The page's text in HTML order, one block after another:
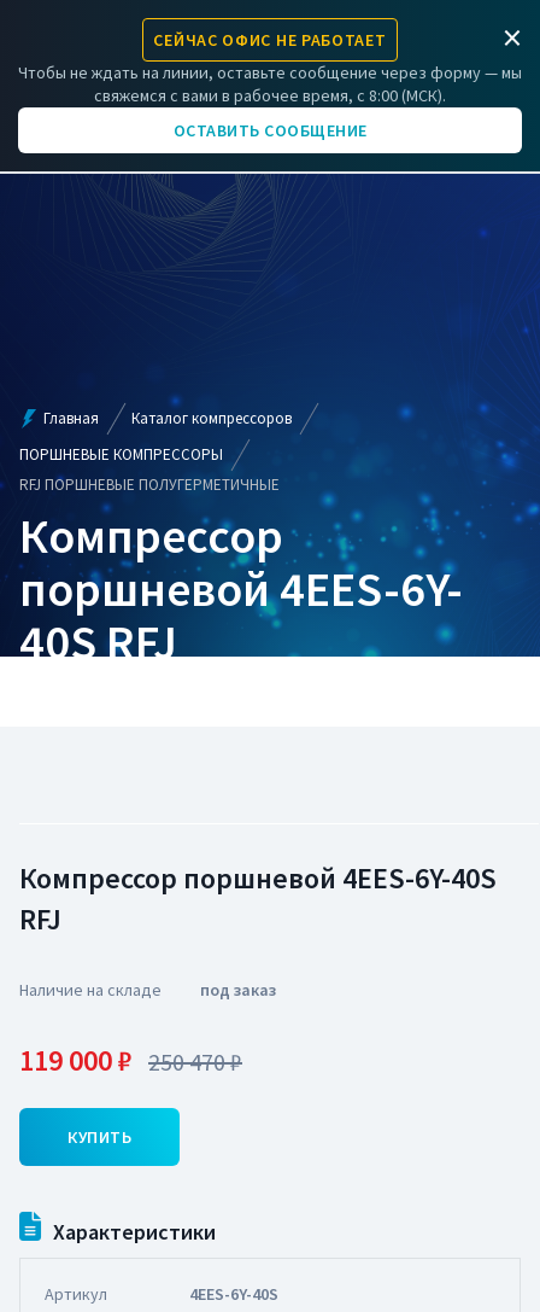
СЕЙЧАС ОФИС НЕ РАБОТАЕТ
Чтобы не ждать на линии, оставьте сообщение через форму — мы
свяжемся с вами в рабочее время, с 8:00 (МСК).
ОСТАВИТЬ СООБЩЕНИЕ
×
ЗАРЕГИСТРИРОВАТЬ КОМПРЕССОР
Главная
Каталог компрессоров
ПОРШНЕВЫЕ КОМПРЕССОРЫ
RFJ ПОРШНЕВЫЕ ПОЛУГЕРМЕТИЧНЫЕ
Компрессор
поршневой 4EES-6Y-
40S RFJ
Компрессор поршневой 4EES-6Y-40S
RFJ
Наличие на складе под заказ
119 000 ₽ 250 470 ₽
КУПИТЬ
Характеристики
Артикул 4ЕES-6Y-40S